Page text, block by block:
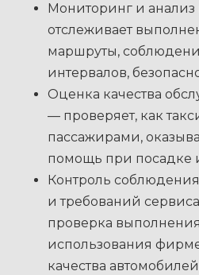
Мониторинг и анализ
отслеживает
маршруты,
интервалов,
Оценка качества
— проверяет, как
пассажирами,
помощь при посадке
Контроль
и требований
проверка
использования
качества